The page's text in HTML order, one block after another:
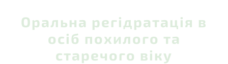
Оральна регідратація в
осіб похилого та
старечого віку